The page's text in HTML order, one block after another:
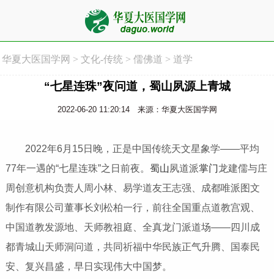
华夏大医国学网 > 文化-传统 > 儒佛道 > 道学
“七星连珠”夜问道，蜀山夙源上青城
2022-06-20 11:20:14来源：华夏大医国学网
2022年6月15日晚，正是中国传统天文星象学——平均
77年一遇的“七星连珠”之日前夜。 蜀山夙道派掌门龙建儒与庄
周创意机构负责人周小林、易学道友王志强、成都唯派图文
制作有限公司董事长刘松柏一行，前往全国重点道教宫观、
中国道教发源地、天师教祖庭、全真龙门派道场——四川成
都青城山天师洞问道，共同祈福中华民族正气升腾、国泰民
安、复兴昌盛，早日实现伟大中国梦。